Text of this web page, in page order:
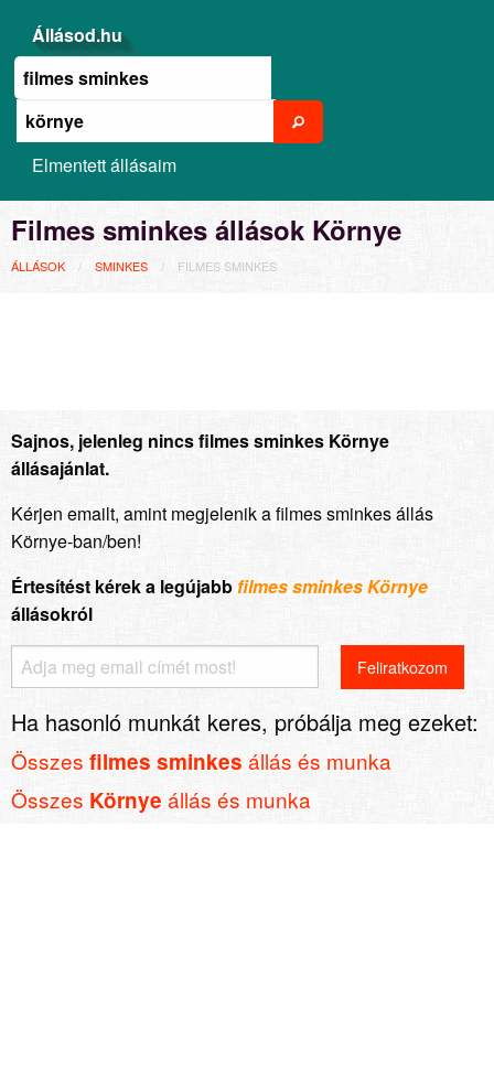
Állásod.hu
Elmentett állásaim
Filmes sminkes állások Környe
ÁLLÁSOK SMINKES FILMES SMINKES
Sajnos, jelenleg nincs filmes sminkes Környe
állásajánlat.
Kérjen emailt, amint megjelenik a filmes sminkes állás
Környe-ban/ben!
Értesítést kérek a legújabb filmes sminkes Környe
állásokról
Ha hasonló munkát keres, próbálja meg ezeket:
Összes filmes sminkes állás és munka
Összes Környe állás és munka